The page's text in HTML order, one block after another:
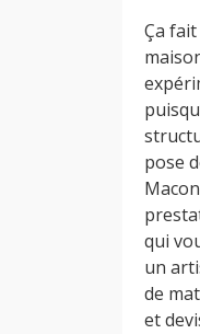
Ça
pose
qui
un
de
et